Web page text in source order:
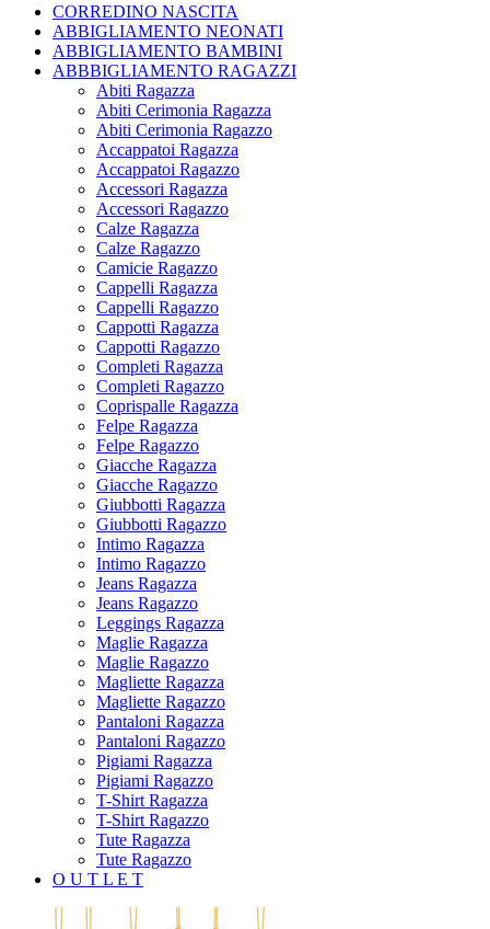
CORREDINO NASCITA
ABBIGLIAMENTO NEONATI
ABBIGLIAMENTO BAMBINI
ABBBIGLIAMENTO RAGAZZI
Abiti Ragazza
Abiti Cerimonia Ragazza
Abiti Cerimonia Ragazzo
Accappatoi Ragazza
Accappatoi Ragazzo
Accessori Ragazza
Accessori Ragazzo
Calze Ragazza
Calze Ragazzo
Camicie Ragazzo
Cappelli Ragazza
Cappelli Ragazzo
Cappotti Ragazza
Cappotti Ragazzo
Completi Ragazza
Completi Ragazzo
Coprispalle Ragazza
Felpe Ragazza
Felpe Ragazzo
Giacche Ragazza
Giacche Ragazzo
Giubbotti Ragazza
Giubbotti Ragazzo
Intimo Ragazza
Intimo Ragazzo
Jeans Ragazza
Jeans Ragazzo
Leggings Ragazza
Maglie Ragazza
Maglie Ragazzo
Magliette Ragazza
Magliette Ragazzo
Pantaloni Ragazza
Pantaloni Ragazzo
Pigiami Ragazza
Pigiami Ragazzo
T-Shirt Ragazza
T-Shirt Ragazzo
Tute Ragazza
Tute Ragazzo
O U T L E T